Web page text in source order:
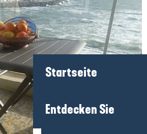
Startseite
Entdecken Sie